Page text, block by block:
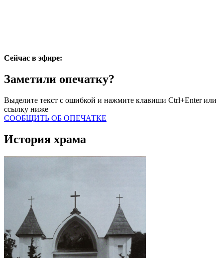
Сейчас в эфире:
Заметили опечатку?
Выделите текст с ошибкой и нажмите клавиши Ctrl+Enter или
ссылку ниже
СООБЩИТЬ ОБ ОПЕЧАТКЕ
История храма